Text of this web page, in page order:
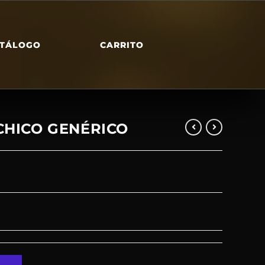
CARRITO
GENÉRICO